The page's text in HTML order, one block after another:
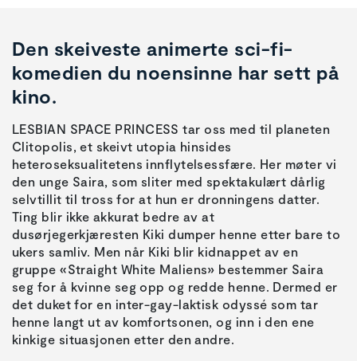
Den skeiveste animerte sci-fi-
komedien du noensinne har sett på
kino.
LESBIAN SPACE PRINCESS tar oss med til planeten
Clitopolis, et skeivt utopia hinsides
heteroseksualitetens innflytelsessfære. Her møter vi
den unge Saira, som sliter med spektakulært dårlig
selvtillit til tross for at hun er dronningens datter.
Ting blir ikke akkurat bedre av at
dusørjegerkjæresten Kiki dumper henne etter bare to
ukers samliv. Men når Kiki blir kidnappet av en
gruppe «Straight White Maliens» bestemmer Saira
seg for å kvinne seg opp og redde henne. Dermed er
det duket for en inter-gay-laktisk odyssé som tar
henne langt ut av komfortsonen, og inn i den ene
kinkige situasjonen etter den andre.